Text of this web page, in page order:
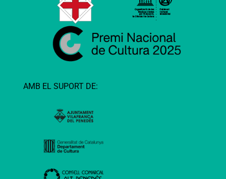
AMB EL SUPORT DE: